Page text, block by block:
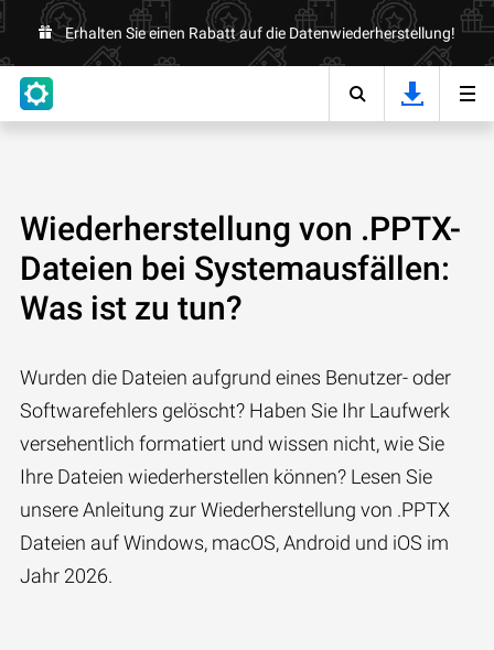
Erhalten Sie einen Rabatt auf die Datenwiederherstellung!
Wiederherstellung von .PPTX-
Dateien bei Systemausfällen:
Was ist zu tun?
Wurden die Dateien aufgrund eines Benutzer- oder
Softwarefehlers gelöscht? Haben Sie Ihr Laufwerk
versehentlich formatiert und wissen nicht, wie Sie
Ihre Dateien wiederherstellen können? Lesen Sie
unsere Anleitung zur Wiederherstellung von .PPTX
Dateien auf Windows, macOS, Android und iOS im
Jahr 2026.